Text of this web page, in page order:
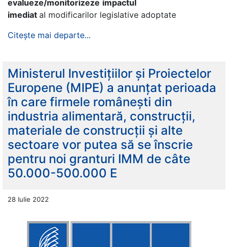
evalueze/monitorizeze impactul
imediat al modificarilor legislative adoptate
Citește mai departe...
Ministerul Investițiilor și Proiectelor
Europene (MIPE) a anunțat perioada
în care firmele românești din
industria alimentară, construcții,
materiale de construcții și alte
sectoare vor putea să se înscrie
pentru noi granturi IMM de câte
50.000-500.000 E
28 Iulie 2022